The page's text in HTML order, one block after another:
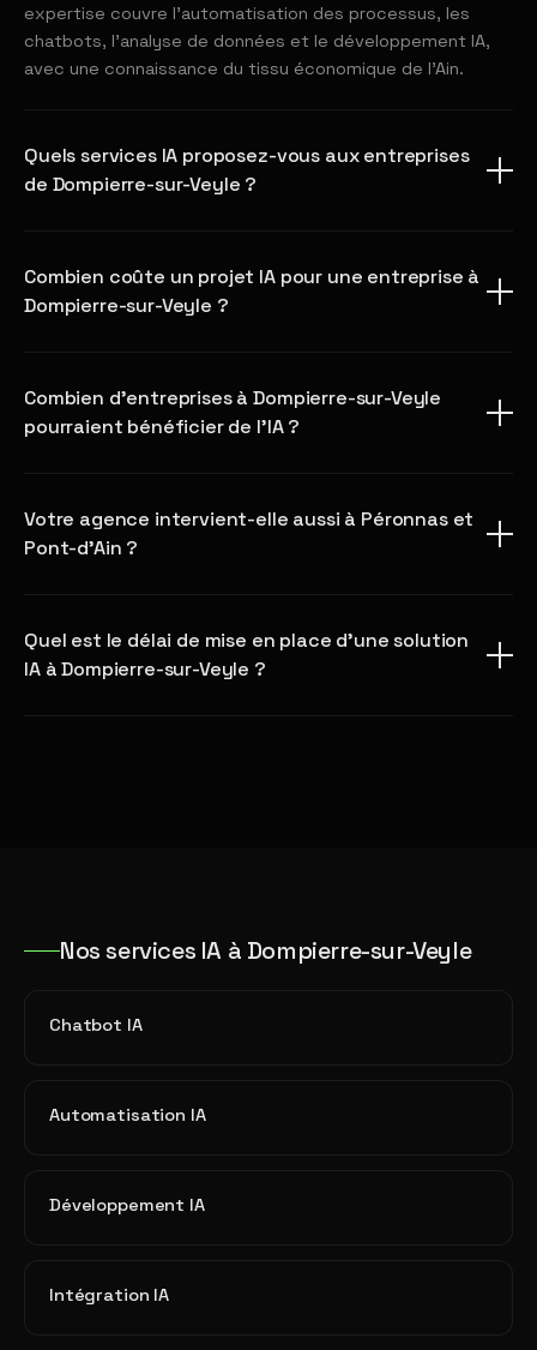
expertise couvre l'automatisation des processus, les
chatbots, l'analyse de données et le développement IA,
avec une connaissance du tissu économique de l'Ain.
Quels services IA proposez-vous aux entreprises
de Dompierre-sur-Veyle ?
Combien coûte un projet IA pour une entreprise à
Dompierre-sur-Veyle ?
Combien d'entreprises à Dompierre-sur-Veyle
pourraient bénéficier de l'IA ?
Votre agence intervient-elle aussi à Péronnas et
Pont-d'Ain ?
Quel est le délai de mise en place d'une solution
IA à Dompierre-sur-Veyle ?
Nos services IA à Dompierre-sur-Veyle
Chatbot IA
Automatisation IA
Développement IA
Intégration IA